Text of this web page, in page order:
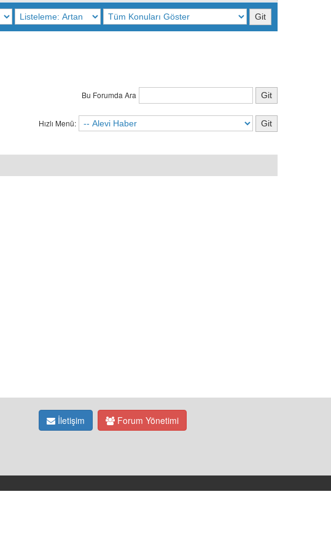
Bu Forumda Ara
Hızlı Menü:
İletişim Forum Yönetimi